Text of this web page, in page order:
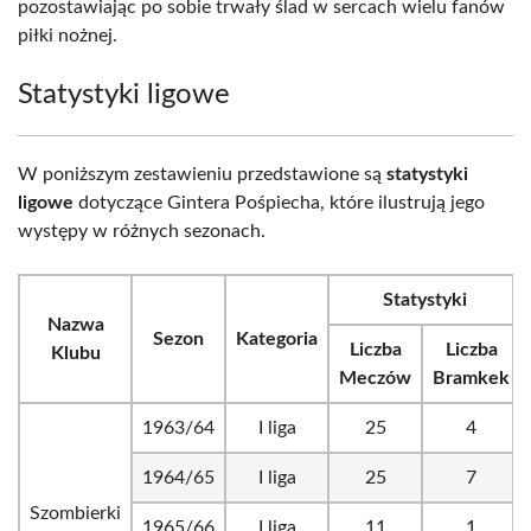
pozostawiając po sobie trwały ślad w sercach wielu fanów
piłki nożnej.
Statystyki ligowe
W poniższym zestawieniu przedstawione są statystyki
ligowe dotyczące Gintera Pośpiecha, które ilustrują jego
występy w różnych sezonach.
Nazwa
Klubu
Sezon Kategoria
Statystyki
Liczba
Meczów
Liczba
Bramkek
Szombierki
1963/64 I liga 25 4
1964/65 I liga 25 7